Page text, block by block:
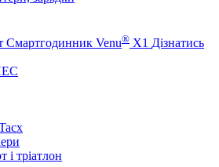
Смартгодинник Venu® X1 Дізнатись
і тріатлон